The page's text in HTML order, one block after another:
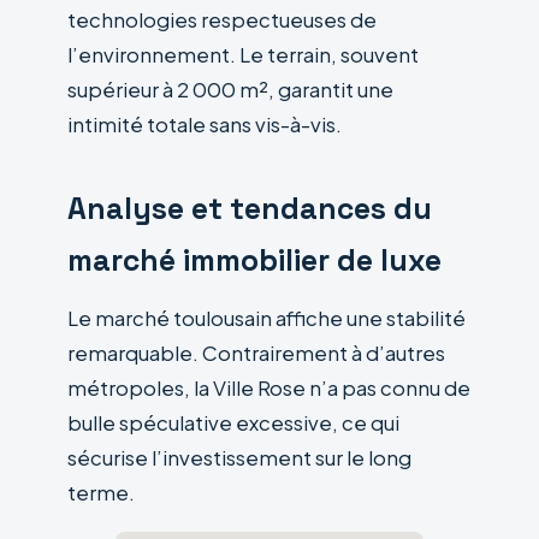
technologies respectueuses de
l’environnement. Le terrain, souvent
supérieur à 2 000 m², garantit une
intimité totale sans vis-à-vis.
Analyse et tendances du
marché immobilier de luxe
Le marché toulousain affiche une stabilité
remarquable. Contrairement à d’autres
métropoles, la Ville Rose n’a pas connu de
bulle spéculative excessive, ce qui
sécurise l’investissement sur le long
terme.